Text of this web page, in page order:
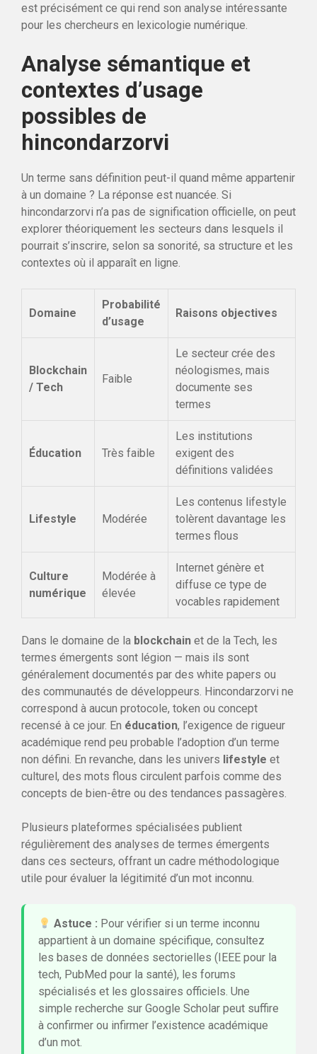
est précisément ce qui rend son analyse intéressante
pour les chercheurs en lexicologie numérique.
Analyse sémantique et
contextes d’usage
possibles de
hincondarzorvi
Un terme sans définition peut-il quand même appartenir
à un domaine ? La réponse est nuancée. Si
hincondarzorvi n’a pas de signification officielle, on peut
explorer théoriquement les secteurs dans lesquels il
pourrait s’inscrire, selon sa sonorité, sa structure et les
contextes où il apparaît en ligne.
Domaine
Probabilité
d’usage
Raisons objectives
Blockchain
/ Tech
Faible
Le secteur crée des
néologismes, mais
documente ses
termes
Éducation Très faible
Les institutions
exigent des
définitions validées
Lifestyle Modérée
Les contenus lifestyle
tolèrent davantage les
termes flous
Culture
numérique
Modérée à
élevée
Internet génère et
diffuse ce type de
vocables rapidement
Dans le domaine de la blockchain et de la Tech, les
termes émergents sont légion — mais ils sont
généralement documentés par des white papers ou
des communautés de développeurs. Hincondarzorvi ne
correspond à aucun protocole, token ou concept
recensé à ce jour. En éducation, l’exigence de rigueur
académique rend peu probable l’adoption d’un terme
non défini. En revanche, dans les univers lifestyle et
culturel, des mots flous circulent parfois comme des
concepts de bien-être ou des tendances passagères.
Plusieurs plateformes spécialisées publient
régulièrement des analyses de termes émergents
dans ces secteurs, offrant un cadre méthodologique
utile pour évaluer la légitimité d’un mot inconnu.
Astuce : Pour vérifier si un terme inconnu
appartient à un domaine spécifique, consultez
les bases de données sectorielles (IEEE pour la
tech, PubMed pour la santé), les forums
spécialisés et les glossaires officiels. Une
simple recherche sur Google Scholar peut suffire
à confirmer ou infirmer l’existence académique
d’un mot.